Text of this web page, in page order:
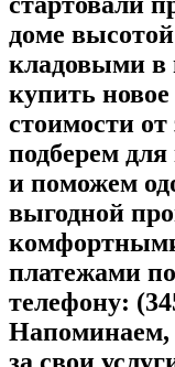
доме
кладовыми в
купить
стоимости
подберем
и поможем
выгодной
платежами
телефону:
Напоминаем,